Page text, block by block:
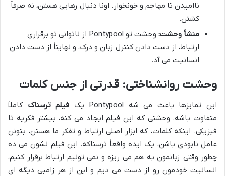
ناامیدن تا مهاجم و خونخوار. اونا دنبال رهایی هستن، نه صرفاً
کشتن.
منشأ وحشت:
وحشت تو Pontypool از ناتوانی تو برقراری
ارتباط، از دست دادن کنترل زبان و درک، و نهایتاً از دست دادن
انسانیت می آد.
وحشت روانشناختی: قدرتی از جنس کلمات
این تمایزها باعث می شه Pontypool یک فیلم ترسناک کاملاً
متفاوت باشه. وحشتی که این فیلم ایجاد می کنه، بیشتر فکریه تا
فیزیکی. اینکه کلمات، که ابزار اصلی ارتباط و تفکر ما هستن، بتونن
عامل نابودی باشن، یک ایده واقعاً ترسناکه. این فیلم نشون می ده
چطور وقتی زبانمون به هم می ریزه و نمی تونیم ارتباط برقرار کنیم،
انسانیت خودمون رو از دست می دیم و این از هر زامبی دیگه ای